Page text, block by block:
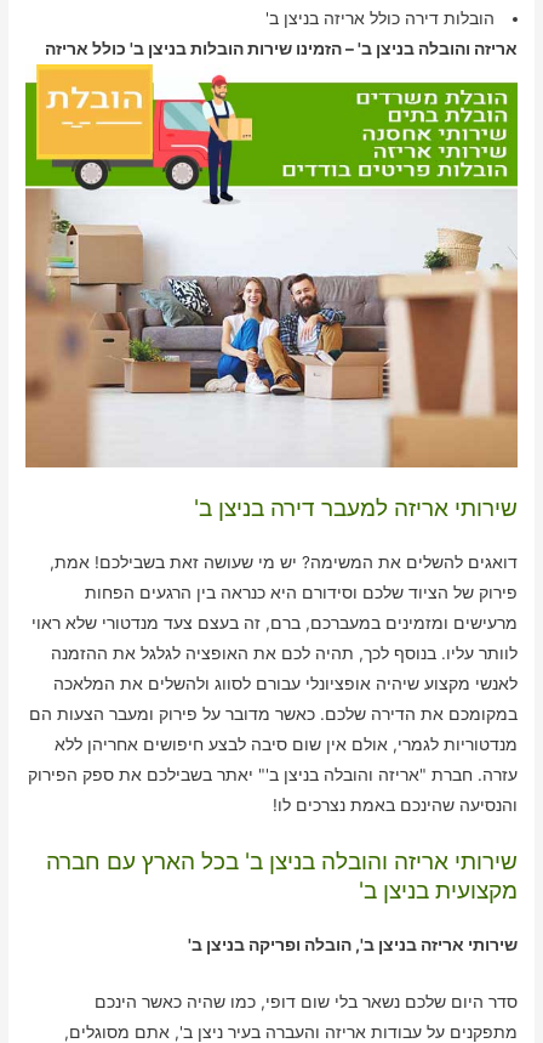
הובלות דירה כולל אריזה בניצן ב'
אריזה והובלה בניצן ב' – הזמינו שירות הובלות בניצן ב' כולל אריזה
שירותי אריזה למעבר דירה בניצן ב'
דואגים להשלים את המשימה? יש מי שעושה זאת בשבילכם! אמת,
פירוק של הציוד שלכם וסידורם היא כנראה בין הרגעים הפחות
מרעישים ומזמינים במעברכם, ברם, זה בעצם צעד מנדטורי שלא ראוי
לוותר עליו. בנוסף לכך, תהיה לכם את האופציה לגלגל את ההזמנה
לאנשי מקצוע שיהיה אופציונלי עבורם לסווג ולהשלים את המלאכה
במקומכם את הדירה שלכם. כאשר מדובר על פירוק ומעבר הצעות הם
מנדטוריות לגמרי, אולם אין שום סיבה לבצע חיפושים אחריהן ללא
עזרה. חברת "אריזה והובלה בניצן ב'" יאתר בשבילכם את ספק הפירוק
והנסיעה שהינכם באמת נצרכים לו!
שירותי אריזה והובלה בניצן ב' בכל הארץ עם חברה
מקצועית בניצן ב'
שירותי אריזה בניצן ב', הובלה ופריקה בניצן ב'
סדר היום שלכם נשאר בלי שום דופי, כמו שהיה כאשר הינכם
מתפקנים על עבודות אריזה והעברה בעיר ניצן ב', אתם מסוגלים,